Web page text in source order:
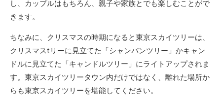
し、カップルはもちろん、親子や家族とでも楽しむことがで
きます。
ちなみに、クリスマスの時期になると東京スカイツリーは、
クリスマスtリーに見立てた「シャンパンツリー」かキャン
ドルに見立てた「キャンドルツリー」にライトアップされま
す。東京スカイツリータウン内だけではなく、離れた場所か
らも東京スカイツリーを堪能してください。